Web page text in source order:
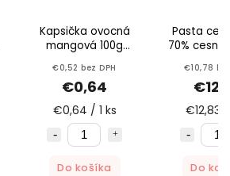
Kapsička ovocná
mangová 100g
€0,52 bez DPH
€0,64
€0,64 / 1 ks
Do košíka
Pasta
70%
€10,78
€12,83 /
Do